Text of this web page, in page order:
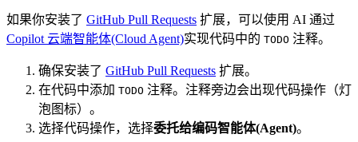
如果你安装了 GitHub Pull Requests 扩展，可以使用 AI 通过
Copilot 云端智能体(Cloud Agent)实现代码中的 TODO 注释。
确保安装了 GitHub Pull Requests 扩展。
在代码中添加 TODO 注释。注释旁边会出现代码操作（灯
泡图标）。
选择代码操作，选择委托给编码智能体(Agent)。